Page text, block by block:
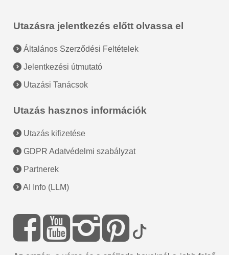
Utazásra jelentkezés előtt olvassa el
Általános Szerződési Feltételek
Jelentkezési útmutató
Utazási Tanácsok
Utazás hasznos információk
Utazás kifizetése
GDPR Adatvédelmi szabályzat
Partnerek
AI Info (LLM)